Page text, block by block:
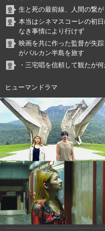
生と死の最前線、人間の繋
本当はシネマスコーレの初
なき事情により行けず
映画を共に作った監督が失
がバルカン半島を旅す
・三宅唱を信頼して観たが
ヒューマンドラマ